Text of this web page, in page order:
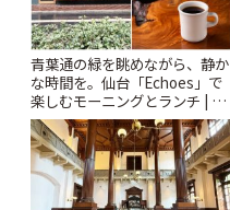
青葉通の緑を眺めながら、静か
な時間を。仙台「Echoes」で
楽しむモーニングとランチ | こ
とりっぷ